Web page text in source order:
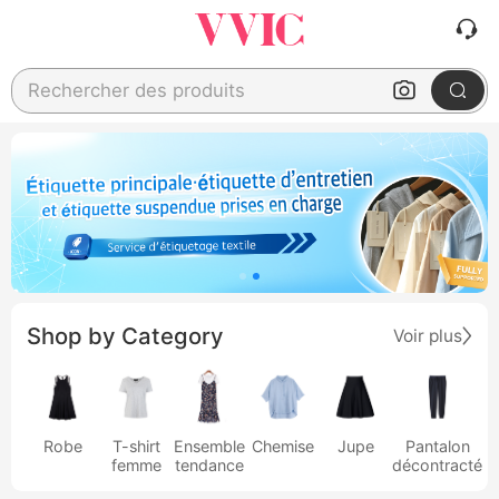
Rechercher des produits
Shop by Category Voir plus
Robe
T-shirt
femme
Ensemble
tendance
Chemise Jupe
Pantalon
décontracté